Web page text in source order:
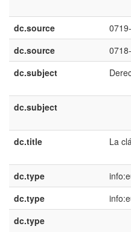
dc.source
dc.source
dc.subject
dc.subject
dc.title La
dc.type
dc.type
dc.type